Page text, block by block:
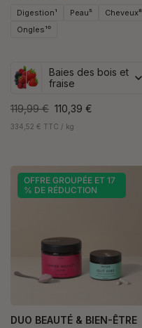
Digestion¹ Peau⁵
Cheveux⁸
Ongles¹⁰
Baies des bois et
fraise
119,99 € 110,39 €
334,52 € TTC / kg
OFFRE GROUPÉE ET 17
% DE RÉDUCTION
DUO BEAUTÉ & BIEN-ÊTRE